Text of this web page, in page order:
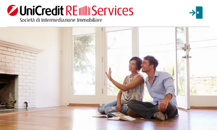
La ricerca verrà inviata automaticamente alla selezione delle